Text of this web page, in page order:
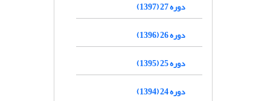
دوره 27 (1397)
دوره 26 (1396)
دوره 25 (1395)
دوره 24 (1394)